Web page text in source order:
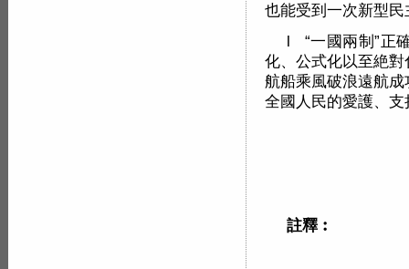
也能受到一次新型
l “一國兩制”正
化、公式化以至絶
航船乘風破浪遠航
全國人民的愛護、
註釋︰